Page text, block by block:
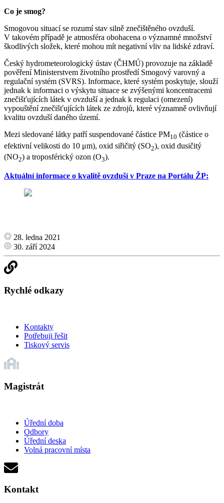
Co je smog?
Smogovou situací se rozumí stav silně znečištěného ovzduší.
V takovém případě je atmosféra obohacena o významné množství
škodlivých složek, které mohou mít negativní vliv na lidské zdraví.
Český hydrometeorologický ústav (ČHMÚ) provozuje na základě
pověření Ministerstvem životního prostředí Smogový varovný a
regulační systém (SVRS). Informace, které systém poskytuje, slouží
jednak k informaci o výskytu situace se zvýšenými koncentracemi
znečišťujících látek v ovzduší a jednak k regulaci (omezení)
vypouštění znečišťujících látek ze zdrojů, které významně ovlivňují
kvalitu ovzduší daného území.
Mezi sledované látky patří suspendované částice PM10 (částice o
efektivní velikosti do 10 μm), oxid siřičitý (SO2), oxid dusičitý
(NO2) a troposférický ozon (O3).
Aktuální informace o kvalitě ovzduší v Praze na Portálu ŽP:
28. ledna 2021
30. září 2024
Rychlé odkazy
Kontakty
Potřebuji řešit
Tiskový servis
Magistrát
Úřední doba
Odbory
Úřední deska
Volná pracovní místa
Kontakt